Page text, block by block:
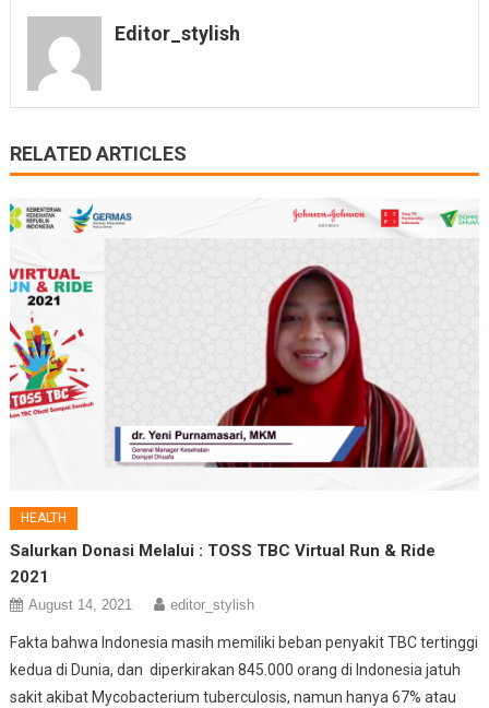
Editor_stylish
RELATED ARTICLES
HEALTH
Salurkan Donasi Melalui : TOSS TBC Virtual Run & Ride
2021
August 14, 2021 editor_stylish
Fakta bahwa Indonesia masih memiliki beban penyakit TBC tertinggi
kedua di Dunia, dan diperkirakan 845.000 orang di Indonesia jatuh
sakit akibat Mycobacterium tuberculosis, namun hanya 67% atau